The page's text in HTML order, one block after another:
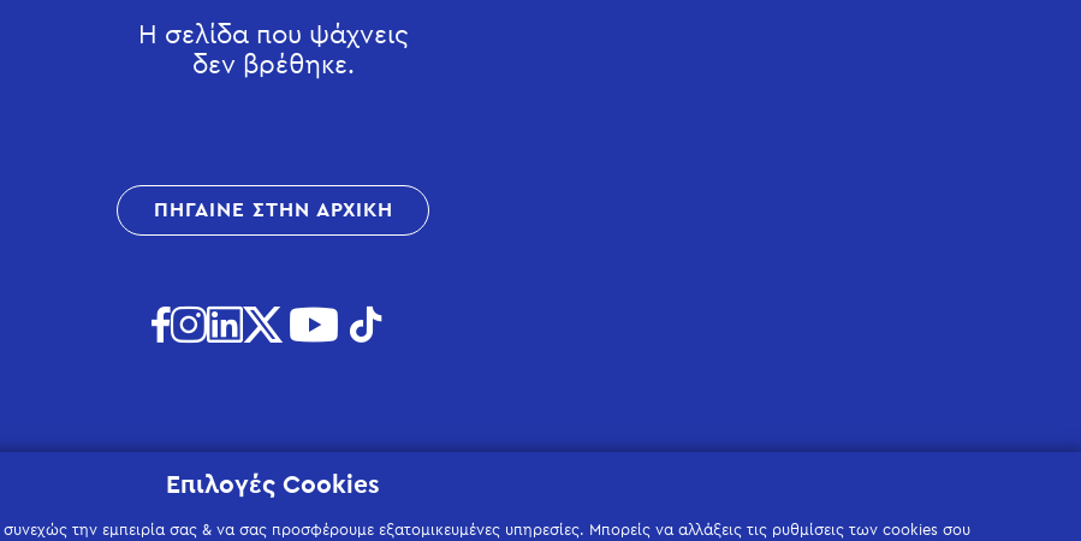
Η σελίδα που ψάχνεις
δεν βρέθηκε.
ΠΗΓΑΙΝΕ ΣΤΗΝ ΑΡΧΙΚΗ
Επιλογές Cookies
την εμπειρία σας & να σας προσφέρουμε εξατομικευμένες υπηρεσίες. Μπορείς να αλλάξεις τις ρυθμίσεις των cookies σου